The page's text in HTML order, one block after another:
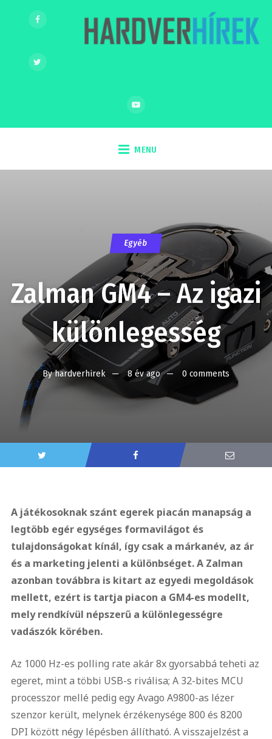
MENU
Egyéb
Zalman GM4 – Az igazi
különlegesség
Byhardverhirek 8 év ago 0 comments
A játékosoknak szánt egerek piacán manapság a
legtöbb egér egységes formavilágot és
tulajdonságokat kínál, így csak a márkanév, az ár
és a marketing jelenti a különbséget. A Zalman
azonban továbbra is kitart az egyedi megoldások
mellett, ezért is tartja piacon a GM4-es modellt,
mely rendkívül népszerű a különlegességre
vadászók körében.
Az 1000 Hz-es polling rate akár 8x gyorsabbá teheti az
egeret, mint a többi USB-s riválisa; A 32-bites MCU
processzor mellé pedig egy Avago A9800-as lézer
szenzor került, melynek érzékenysége 800 és 8200
DPI között négy lépésben állítható. A visszajelzést a